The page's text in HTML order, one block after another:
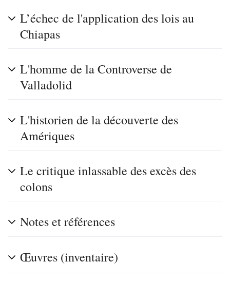
L’échec de l'application des lois au
Chiapas
L'homme de la Controverse de
Valladolid
L'historien de la découverte des
Amériques
Le critique inlassable des excès des
colons
Notes et références
Œuvres (inventaire)